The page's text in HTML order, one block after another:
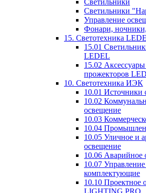
Светильники
Светильники
Управление
Фонари,
15. Светотехника
15.01
LEDEL
15.02
прожекторов
10. Светотехника ИЭК
10.01 Источники
10.02
освещение
10.03
10.04
10.05 Уличное и
освещение
10.06 Аварийное
10.07
комплектующие
10.10 Проектное
LIGHTING PRO